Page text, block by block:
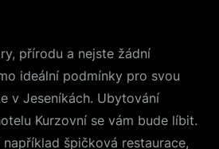
přírodu a nejste žádní
ideální podmínky pro svou
v Jeseníkách. Ubytování
Kurzovní se vám bude líbit.
špičková restaurace,